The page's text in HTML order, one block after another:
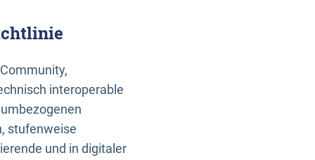
interoperable
stufenweise
und in digitaler